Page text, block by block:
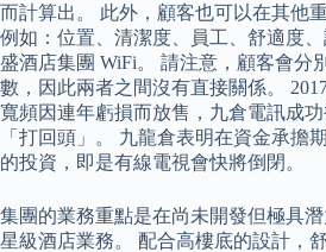
而計算出。 此外，顧客也可以在其他
例如：位置、清潔度、員工、舒適度
盛酒店集團 WiFi。 請注意，顧客會分
數，因此兩者之間沒有直接關係。
寬頻因連年虧損而放售，九倉電訊成
「打回頭」。 九龍倉表明在資金承擔
的投資，即是有線電視會快將倒閉。
集團的業務重點是在尚未開發但極具
星級酒店業務。 配合高樓底的設計，